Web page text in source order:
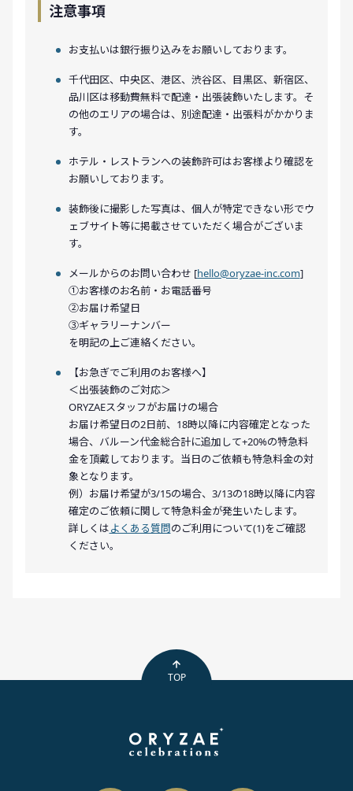
注意事項
お支払いは銀行振り込みをお願いしております。
千代田区、中央区、港区、渋谷区、目黒区、新宿区、
品川区は移動費無料で配達・出張装飾いたします。そ
の他のエリアの場合は、別途配達・出張料がかかりま
す。
ホテル・レストランへの装飾許可はお客様より確認を
お願いしております。
装飾後に撮影した写真は、個人が特定できない形でウ
ェブサイト等に掲載させていただく場合がございま
す。
メールからのお問い合わせ [hello@oryzae-inc.com]
①お客様のお名前・お電話番号
②お届け希望日
③ギャラリーナンバー
を明記の上ご連絡ください。
【お急ぎでご利用のお客様へ】
＜出張装飾のご対応＞
ORYZAEスタッフがお届けの場合
お届け希望日の2日前、18時以降に内容確定となった
場合、バルーン代金総合計に追加して+20%の特急料
金を頂戴しております。当日のご依頼も特急料金の対
象となります。
例）お届け希望が3/15の場合、3/13の18時以降に内容
確定のご依頼に関して特急料金が発生いたします。
詳しくはよくある質問のご利用について(1)をご確認
ください。
TOP